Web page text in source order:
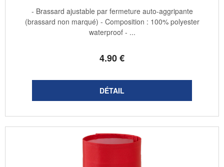
4.90€
- Brassard ajustable par fermeture auto-aggripante
(brassard non marqué) - Composition : 100% polyester
waterproof - ...